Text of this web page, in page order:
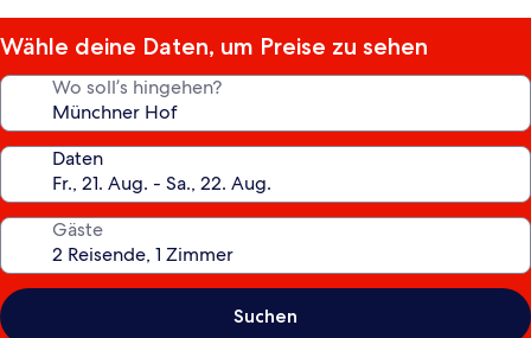
Wähle deine Daten, um Preise zu sehen
Wo soll’s hingehen?
Daten
Gäste
Suchen